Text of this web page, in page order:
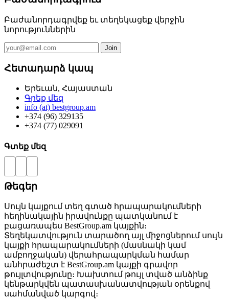
Բաժանորդագրվեք եւ տեղեկացեք վերջին
նորություններին
Հետադարձ կապ
Երեւան, Հայաստան
Գրեք մեզ
info (at) bestgroup.am
+374 (96) 329135
+374 (77) 029091
Գտեք մեզ
Թեգեր
Սույն կայքում տեղ գտած հրապարակումների
հեղինակային իրավունքը պատկանում է
բացառապես BestGroup.am կայքին։
Տեղեկատվություն տարածող այլ միջոցներում սույն
կայքի հրապարակումների (մասնակի կամ
ամբողջական) վերահրապարկման համար
անհրաժեշտ է BestGroup.am կայքի գրավոր
թույլտվությունը։ Խախտում թույլ տված անձինք
կենթարկվեն պատասխանատվության օրենքով
սահմանված կարգով։